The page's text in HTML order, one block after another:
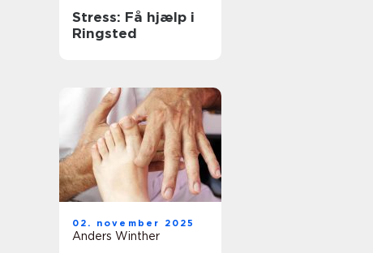
Stress: Få hjælp i
Ringsted
02. november 2025
Anders Winther